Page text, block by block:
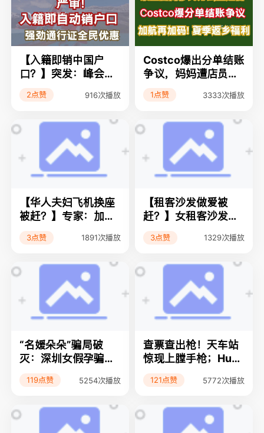
【入籍即销中国户
口？】突发：峰会现
战机紧急升空；严
审：入籍即自动销户
优惠
2点赞 916次播放
Costco爆出分单结账
争议，妈妈遭店员粗
鲁对待，政策含糊引
发网友热议；加航再
直飞北京航班增至每
周5班；素里富商办
公室遇害！两嫌犯冒
充求职者行凶
1点赞 3333次播放
【华人夫妇飞机换座
被赶？】专家：加住
房系统崩溃；华人夫
妇因换座被赶下飞
1400万
3点赞 1891次播放
【租客沙发做爱被
赶？】女租客沙发上
做爱，被逐却赢官
司；没一百万不敢退
减$240
3点赞 1329次播放
“名媛朵朵”骗局破
灭：深圳女假孕骗富
豪千万，被判13年；
特斯拉加拿大大跳
万加元，疑改由德国
工厂供货；Costco保
119点赞 5254次播放
查票查出枪！天车站
惊现上膛手枪；Huds
on's Bay交易告急！
华女富商遇阻；大学
术最惨
121点赞 5772次播放